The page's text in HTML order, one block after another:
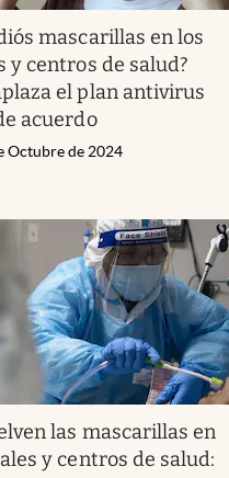
mascarillas en los
y centros de salud?
el plan antivirus
acuerdo
Octubre de 2024
las mascarillas en
y centros de salud: